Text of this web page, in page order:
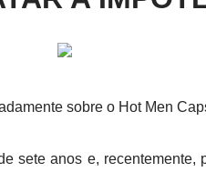
sobre o Hot Men
sete anos e,